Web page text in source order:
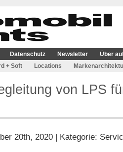
Datenschutz Newsletter
Über
+ Soft Locations
von LPS
20th, 2020 | Kategorie: